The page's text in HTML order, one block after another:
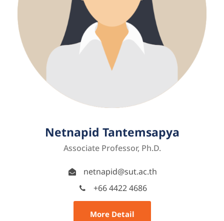
Netnapid Tantemsapya
Associate Professor, Ph.D.
netnapid@sut.ac.th
+66 4422 4686
More Detail